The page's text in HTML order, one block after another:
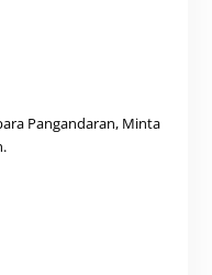
Pangandaran, Minta